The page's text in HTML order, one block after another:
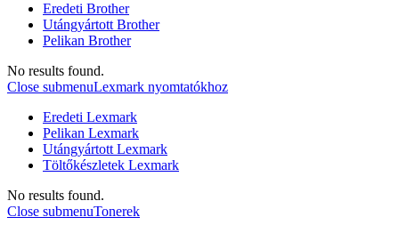
Eredeti Brother
Utángyártott Brother
Pelikan Brother
No results found.
Close submenuLexmark nyomtatókhoz
Eredeti Lexmark
Pelikan Lexmark
Utángyártott Lexmark
Töltőkészletek Lexmark
No results found.
Close submenuTonerek